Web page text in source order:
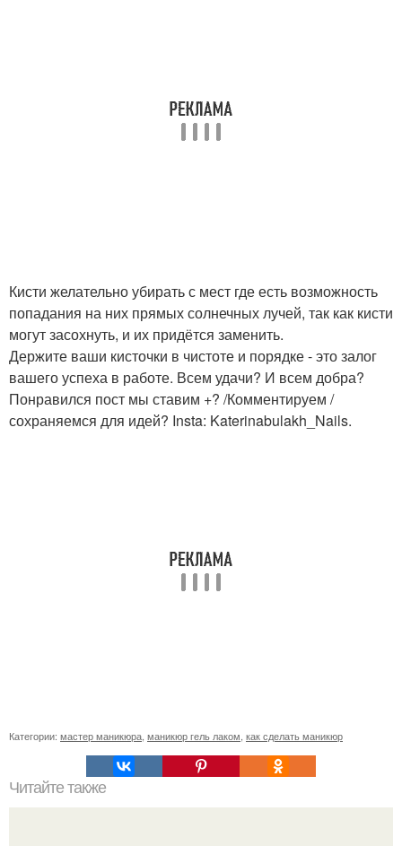
Кисти желательно убирать с мест где есть возможность
попадания на них прямых солнечных лучей, так как кисти
могут засохнуть, и их придётся заменить.
Держите ваши кисточки в чистоте и порядке - это залог
вашего успеха в работе. Всем удачи? И всем добра?
Понравился пост мы ставим +? /Комментируем /
сохраняемся для идей? Insta: Katerinabulakh_Nails.
Категории: мастер маникюра маникюр гель лаком как сделать маникюр
Читайте также